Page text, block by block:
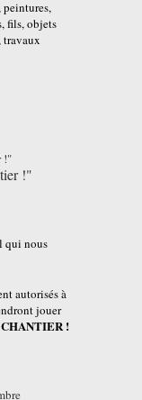
peintures,
fils, objets
!"
qui nous
autorisés à
jouer
!